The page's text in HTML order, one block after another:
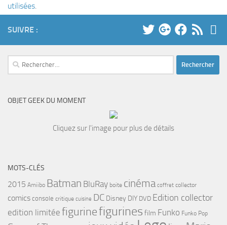
utilisées
SUIVRE :
Rechercher :
OBJET GEEK DU MOMENT
Cliquez sur l'image pour plus de détails
MOTS-CLÉS
2015 Amiibo Batman BluRay boite cinéma coffret collector
comics console critique cuisine DC Disney DIY DVD Edition collector
edition limitée figurinefigurines film Funko Funko Pop